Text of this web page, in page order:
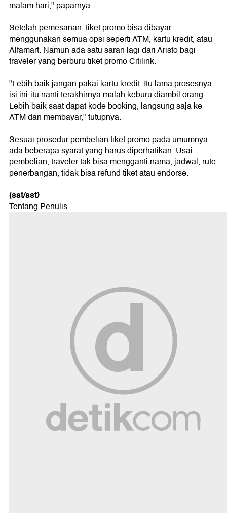
malam hari," paparnya.
Setelah pemesanan, tiket promo bisa dibayar
menggunakan semua opsi seperti ATM, kartu kredit, atau
Alfamart. Namun ada satu saran lagi dari Aristo bagi
traveler yang berburu tiket promo Citilink.
"Lebih baik jangan pakai kartu kredit. Itu lama prosesnya,
isi ini-itu nanti terakhirnya malah keburu diambil orang.
Lebih baik saat dapat kode booking, langsung saja ke
ATM dan membayar," tutupnya.
Sesuai prosedur pembelian tiket promo pada umumnya,
ada beberapa syarat yang harus diperhatikan. Usai
pembelian, traveler tak bisa mengganti nama, jadwal, rute
penerbangan, tidak bisa refund tiket atau endorse.
(sst/sst)